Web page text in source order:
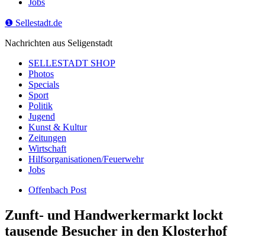
Jobs
❶ Sellestadt.de
Nachrichten aus Seligenstadt
SELLESTADT SHOP
Photos
Specials
Sport
Politik
Jugend
Kunst & Kultur
Zeitungen
Wirtschaft
Hilfsorganisationen/Feuerwehr
Jobs
Offenbach Post
Zunft- und Handwerkermarkt lockt
tausende Besucher in den Klosterhof